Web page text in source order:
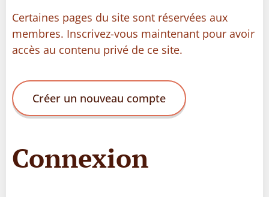
Certaines pages du site sont réservées aux
membres. Inscrivez-vous maintenant pour avoir
accès au contenu privé de ce site.
Créer un nouveau compte
Connexion